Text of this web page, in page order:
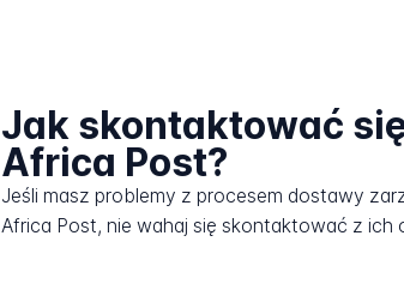
Jak skontaktować
Africa Post?
Jeśli masz problemy z procesem dostawy
Africa Post, nie wahaj się skontaktować z ich